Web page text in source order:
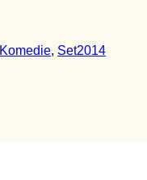
Komedie, Set2014